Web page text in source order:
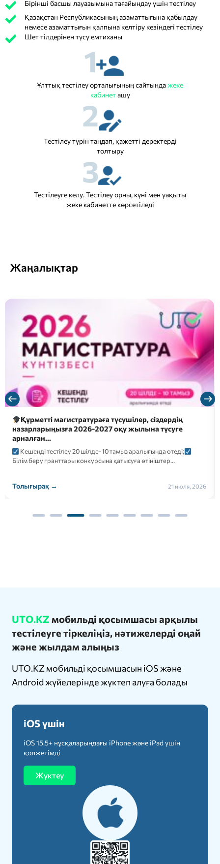
Бірінші басшы лауазымына тағайындау үшін тестілеу
Қазақстан Республикасының азаматтығына қабылдау
немесе азаматтығын қалпына келтіру кезіндегі тестілеу
Шет тілдерінен түсу емтиханы
1
Ұлттық тестілеу орталығының сайтындажеке
кабинеташу
2
Тестілеу түрін таңдап, қажетті деректерді
толтыру
3
Тестілеуге келу. Тестілеу орны, күні мен уақыты
жеке кабинетте көрсетіледі
Жаңалықтар
магистратураға түсушілер, сіздердің
2026-2027 оқу жылына түсуге
тестілеу 20 шілде-10 тамыз аралығында өтеді;
гранттары конкурсына қатысуға өтініштер…
→ 21 июля, 2026
UTO.KZ мобильді қосымшасы арқылы
тестілеуге тіркеліңіз, нәтижелерді оңай
және жылдам алыңыз
UTO.KZ мобильді қосымшасын iOS және
Android жүйелерінде жүктеп алуға болады
iOS үшін
iOS 15.5+ нұсқаларындағы iPhone және iPad үшін
қолжетімді
Жүктеу